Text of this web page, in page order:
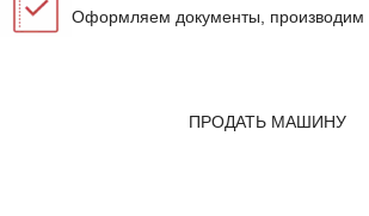
Оформляем документы, производим
ПРОДАТЬ МАШИНУ